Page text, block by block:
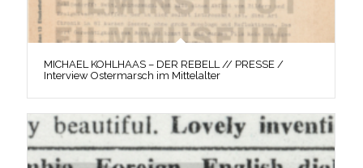
MICHAEL KOHLHAAS – DER REBELL // PRESSE /
Interview Ostermarsch im Mittelalter